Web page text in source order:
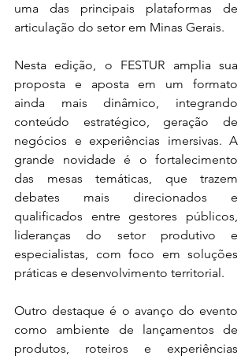
uma das principais plataformas de
articulação do setor em Minas Gerais.
Nesta edição, o FESTUR amplia sua
proposta e aposta em um formato
ainda mais dinâmico, integrando
conteúdo estratégico, geração de
negócios e experiências imersivas. A
grande novidade é o fortalecimento
das mesas temáticas, que trazem
debates mais direcionados e
qualificados entre gestores públicos,
lideranças do setor produtivo e
especialistas, com foco em soluções
práticas e desenvolvimento territorial.
Outro destaque é o avanço do evento
como ambiente de lançamentos de
produtos, roteiros e experiências